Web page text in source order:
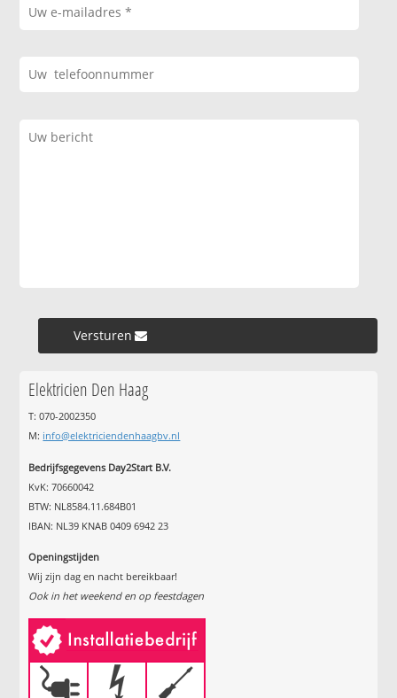
Versturen »
Elektricien Den Haag
T: 070-2002350
M: info@elektriciendenhaagbv.nl
Bedrijfsgegevens Day2Start B.V.
KvK: 70660042
BTW: NL8584.11.684B01
IBAN: NL39 KNAB 0409 6942 23
Openingstijden
Wij zijn dag en nacht bereikbaar!
Ook in het weekend en op feestdagen